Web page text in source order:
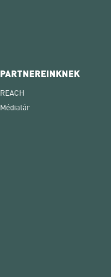
PARTNEREINKNEK
REACH
Médiatár